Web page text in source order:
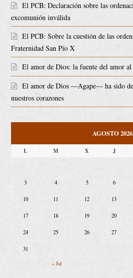
El PCB: Declaración sobre las
excomunión inválida
El PCB: Sobre la cuestión de las
Fraternidad San Pío X
El amor de Dios: la fuente del amor
El amor de Dios ―Agape― ha sido
nuestros corazones
AGOSTO 2026
L M X J
« Jul
3 4 5 6
10 11 12 13
17 18 19 20
24 25 26 27
31